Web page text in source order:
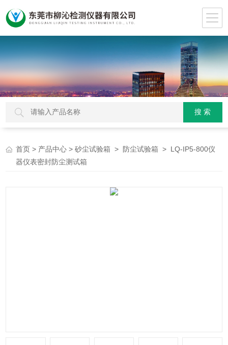
首页 > 产品中心 >砂尘试验箱 > 防尘试验箱 > LQ-IP5-800仪
器仪表密封防尘测试箱